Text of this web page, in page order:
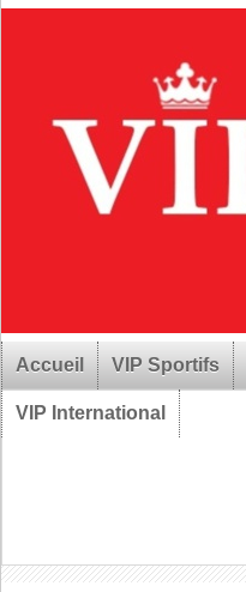
Accueil VIP Sportifs
VIP International